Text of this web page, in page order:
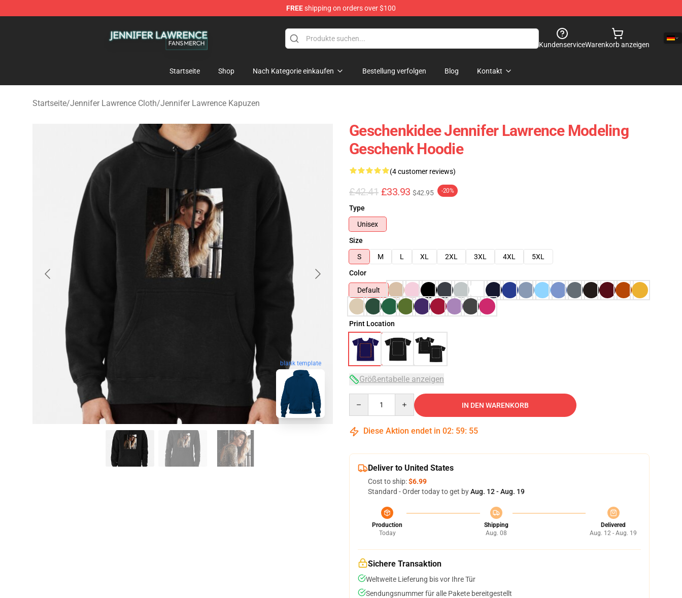
FREEshipping on orders over $100
KundenserviceWarenkorb anzeigen
Startseite Shop Nach Kategorie einkaufen Bestellung verfolgen Blog Kontakt
Startseite/Jennifer Lawrence Cloth/Jennifer Lawrence Kapuzen
blank template
Geschenkidee Jennifer Lawrence Modeling
Geschenk Hoodie
(4 customer reviews)
£42.41 £33.93 $42.95 -20%
Type
Unisex
Size
S
M L XL 2XL 3XL 4XL
5XL
Color
Default
Print Location
Größentabelle anzeigen
IN DEN WARENKORB
Diese Aktion endet in 02: 59: 54
Deliver to United States
Cost to ship:$6.99
Standard - Order today to get byAug. 12 - Aug. 19
Production
Today
Shipping
Aug. 08
Delivered
Aug. 12 - Aug. 19
Sichere Transaktion
Weltweite Lieferung bis vor Ihre Tür
Sendungsnummer für alle Pakete bereitgestellt